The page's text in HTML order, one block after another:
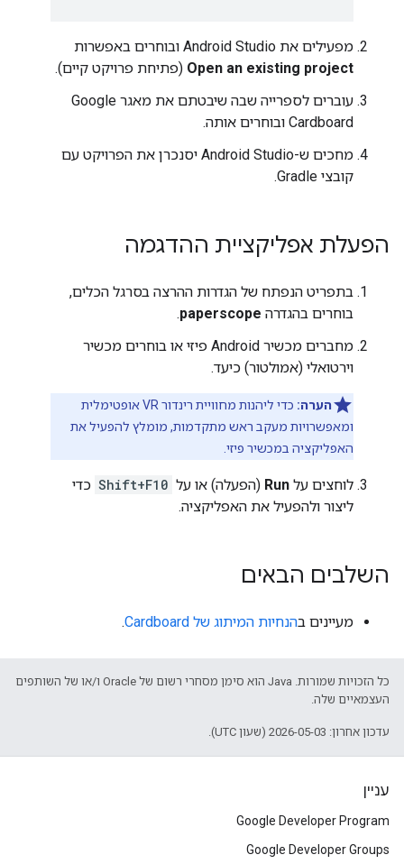
מפעילים את Android Studio ובוחרים באפשרות
Open an existing project (פתיחת פרויקט קיים).
עוברים לספרייה שבה שיבטתם את מאגר Google
Cardboard ובוחרים אותה.
מחכים ש-Android Studio יסנכרן את הפרויקט עם
קובצי Gradle.
הפעלת אפליקציית ההדגמה
בתפריט הנפתח של הגדרות ההרצה בסרגל הכלים,
בוחרים בהגדרה paperscope
.
מחברים מכשיר Android פיזי או בוחרים מכשיר
וירטואלי (אמולטור) כיעד.
הערה:
כדי ליהנות מחוויית רינדור VR אופטימלית
ומאפשרויות מעקב ראש מתקדמות, מומלץ להפעיל את
האפליקציה במכשיר פיזי.
לוחצים על Run (הפעלה) או על Shift+F10 כדי
ליצור ולהפעיל את האפליקציה.
השלבים הבאים
מעיינים בהנחיות המיתוג של Cardboard .
כל הזכויות שמורות. Java הוא סימן מסחרי רשום של Oracle ו/או של השותפים
העצמאיים שלה.
עדכון אחרון: 2026-05-03 (שעון UTC).
עניין
Google Developer Program
Google Developer Groups